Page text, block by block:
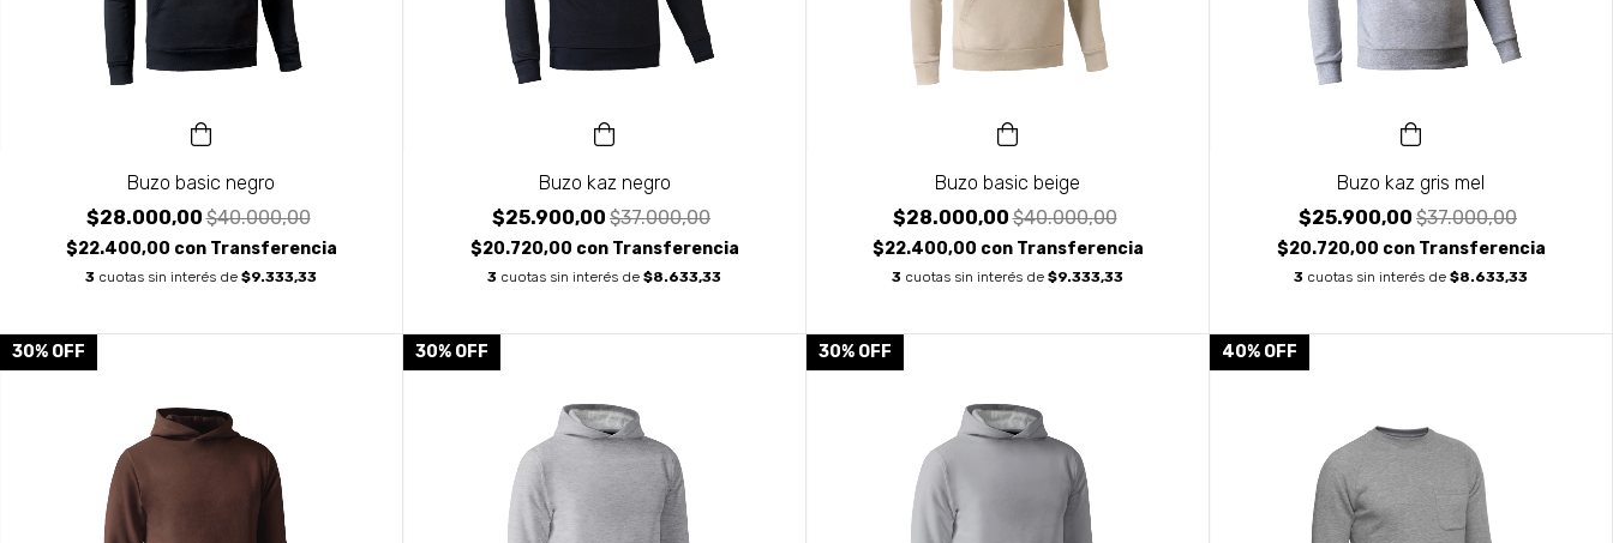
Buzo basic negro
$28.000,00$40.000,00
$22.400,00 con Transferencia
3 cuotas sin interés de $9.333,33
Buzo kaz negro
$25.900,00 $37.000,00
$20.720,00 con Transferencia
3 cuotas sin interés de $8.633,33
Buzo basic beige
$28.000,00$40.000,00
$22.400,00 con Transferencia
3 cuotas sin interés de $9.333,33
Buzo kaz gris mel
$25.900,00 $37.000,00
$20.720,00 con Transferencia
3 cuotas sin interés de $8.633,33
30% OFF 30% OFF 30% OFF 40% OFF